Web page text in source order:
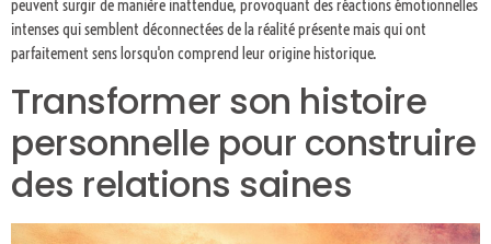
peuvent surgir de manière inattendue, provoquant des réactions émotionnelles
intenses qui semblent déconnectées de la réalité présente mais qui ont
parfaitement sens lorsqu'on comprend leur origine historique.
Transformer son histoire
personnelle pour construire
des relations saines